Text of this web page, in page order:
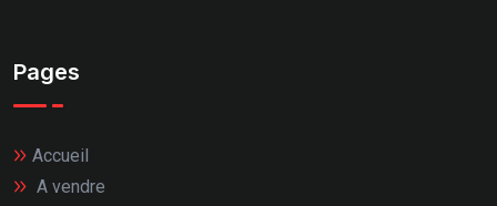
Pages
Accueil
A vendre